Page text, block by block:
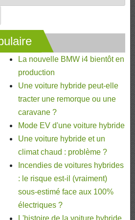
La nouvelle BMW i4 bientôt en
production
Une voiture hybride peut-elle
tracter une remorque ou une
caravane ?
Mode EV d'une voiture hybride
Une voiture hybride et un
climat chaud : problème ?
Incendies de voitures hybrides
: le risque est-il (vraiment)
sous-estimé face aux 100%
électriques ?